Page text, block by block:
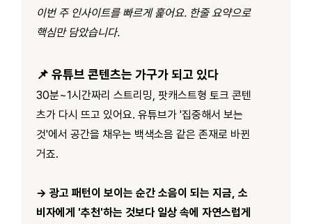
이번 주 인사이트를 빠르게 훑어요. 한줄 요약으로
핵심만 담았습니다.
📌 유튜브 콘텐츠는 가구가 되고 있다
30분~1시간짜리 스트리밍, 팟캐스트형 토크 콘텐
츠가 다시 뜨고 있어요. 유튜브가 '집중해서 보는
것'에서 공간을 채우는 백색소음 같은 존재로 바뀐
거죠.
→ 광고 패턴이 보이는 순간 소음이 되는 지금, 소
비자에게 '추천'하는 것보다 일상 속에 자연스럽게